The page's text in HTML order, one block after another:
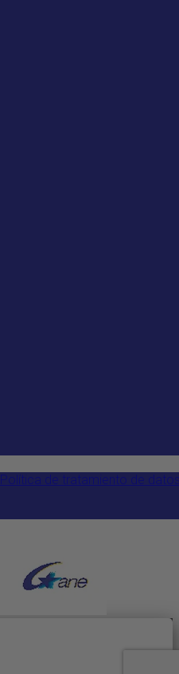
Política de tratamiento de